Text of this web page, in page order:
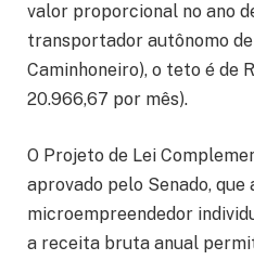
valor proporcional no ano
transportador autônomo de
Caminhoneiro), o teto é de
20.966,67 por mês).
O Projeto de Lei
aprovado pelo Senado,
microempreendedor
a receita bruta anual